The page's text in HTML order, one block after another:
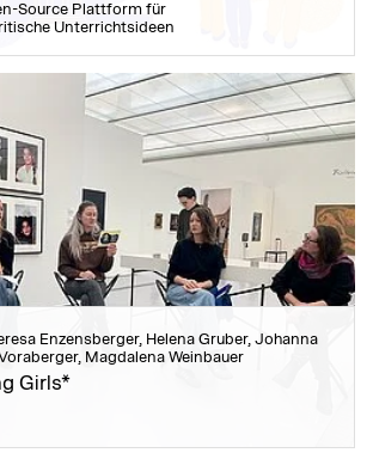
Source Plattform für
Unterrichtsideen
Enzensberger, Helena Gruber, Johanna
Magdalena Weinbauer
Girls*